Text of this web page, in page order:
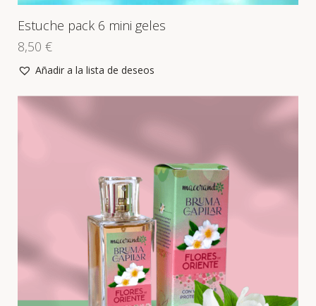
Estuche pack 6 mini geles
8,50 €
Añadir a la lista de deseos